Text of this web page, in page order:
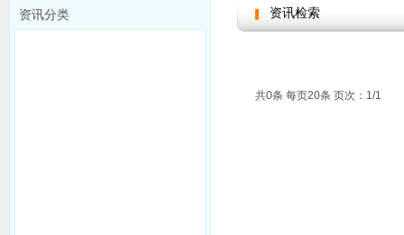
共0条 每页20条 页次：1/1
资讯检索
资讯分类